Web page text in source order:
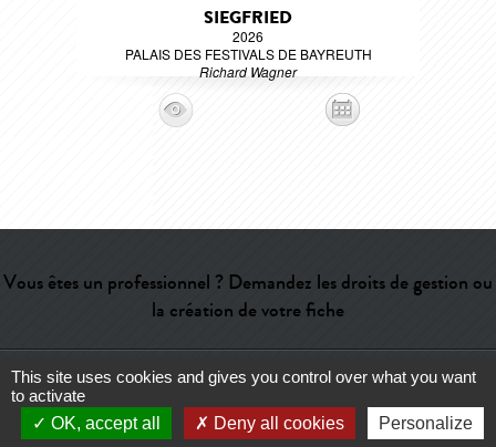
SIEGFRIED
2026
PALAIS DES FESTIVALS DE BAYREUTH
Richard Wagner
Vous êtes un professionnel ? Demandez les droits de gestion ou
la création de votre fiche
Aide-Contact-Admin-Lexique-CGU-Qui sommes-nous ?-
This site uses cookies and gives you control over what you want
to activate
OK, accept all
Deny all cookies
Personalize